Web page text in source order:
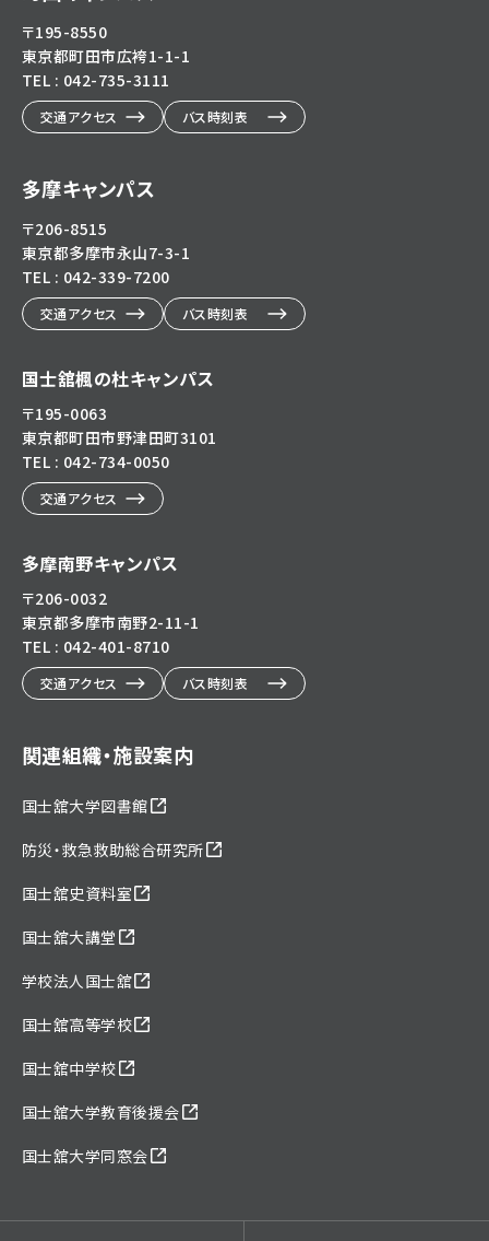
〒195-8550
東京都町田市広袴1-1-1
TEL : 042-735-3111
交通アクセス バス時刻表
多摩キャンパス
〒206-8515
東京都多摩市永山7-3-1
TEL : 042-339-7200
交通アクセス バス時刻表
国士舘楓の杜キャンパス
〒195-0063
東京都町田市野津田町3101
TEL : 042-734-0050
交通アクセス
多摩南野キャンパス
〒206-0032
東京都多摩市南野2-11-1
TEL : 042-401-8710
交通アクセス バス時刻表
関連組織・施設案内
国士舘大学図書館
防災・救急救助総合研究所
国士舘史資料室
国士舘大講堂
学校法人国士舘
国士舘高等学校
国士舘中学校
国士舘大学教育後援会
国士舘大学同窓会